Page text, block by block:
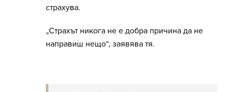
страхува.
„Страхът никога не е добра причина да не
направиш нещо“, заявява тя.